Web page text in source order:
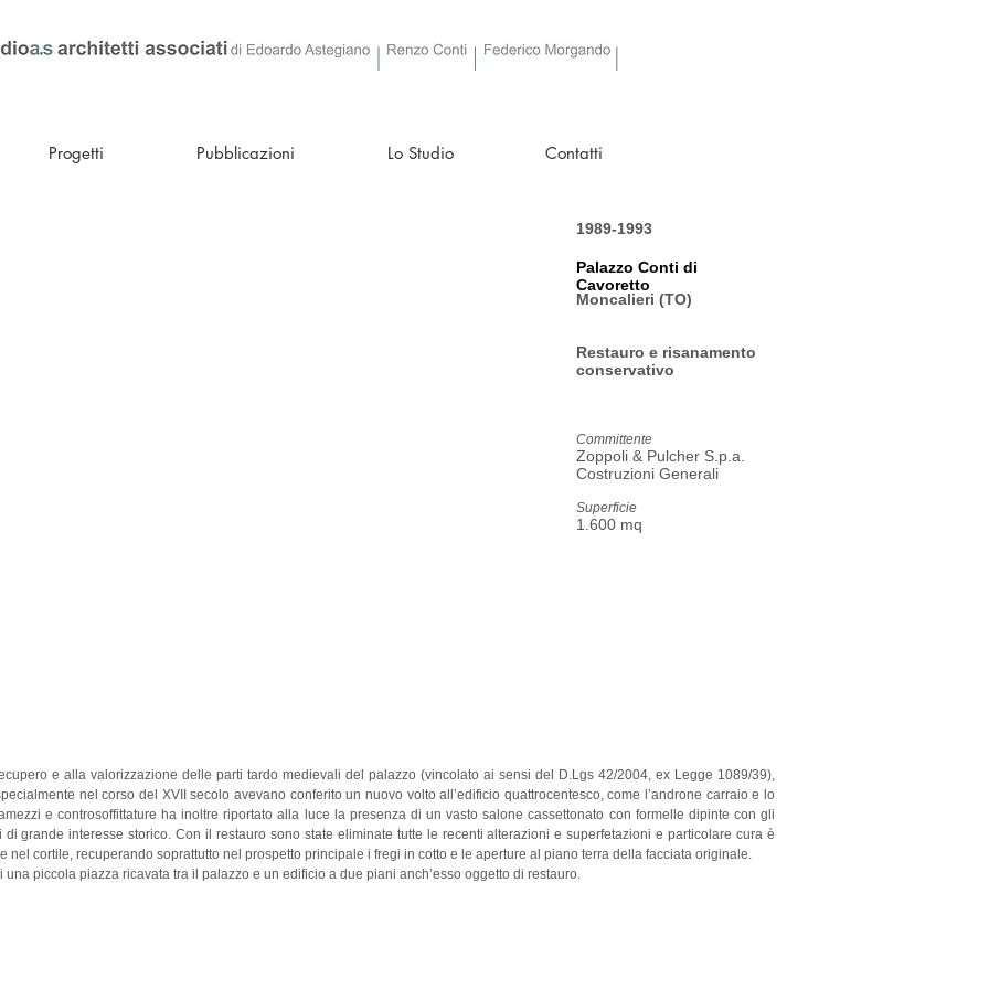
1989-1993
Moncalieri (TO)
Restauro e risanamento
conservativo
Committente
Zoppoli & Pulcher S.p.a.
Costruzioni Generali
Superficie
1.600 mq
Palazzo Conti di
Cavoretto
e alla valorizzazione delle parti tardo medievali del palazzo (vincolato ai sensi del D.Lgs 42/2004, ex Legge 1089/39),
nel corso del XVII secolo avevano conferito un nuovo volto all’edificio quattrocentesco, come l’androne carraio e lo
e controsoffittature ha inoltre riportato alla luce la presenza di un vasto salone cassettonato con formelle dipinte con gli
grande interesse storico. Con il restauro sono state eliminate tutte le recenti alterazioni e superfetazioni e particolare cura è
nel cortile, recuperando soprattutto nel prospetto principale i fregi in cotto e le aperture al piano terra della facciata originale.
piccola piazza ricavata tra il palazzo e un edificio a due piani anch’esso oggetto di restauro.
Progetti Pubblicazioni Lo Studio Contatti